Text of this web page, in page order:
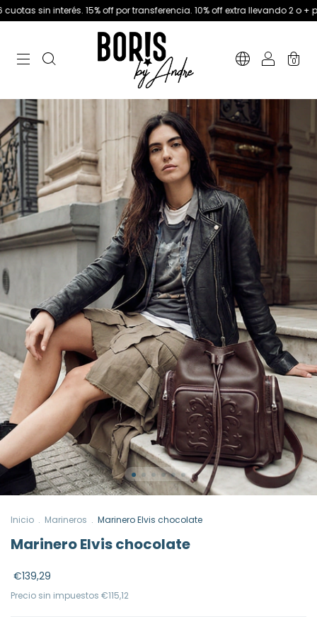
sin interés. 15% off por transferencia. 10% off extra llevando 2 o +
0
Inicio . Marineros . Marinero Elvis chocolate
Marinero Elvis chocolate
€139,29
Precio sin impuestos €115,12